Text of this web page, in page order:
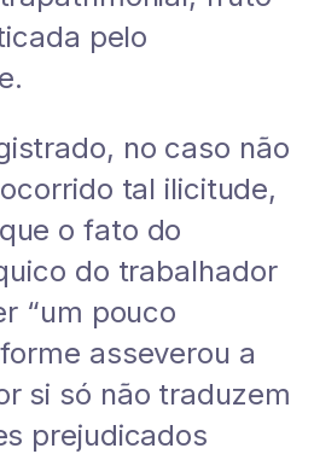
pelo
no caso não
tal ilicitude,
o fato do
do trabalhador
“um pouco
asseverou a
si só não traduzem
prejudicados